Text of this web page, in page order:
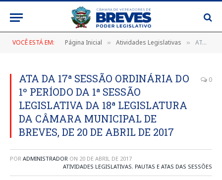
VOCÊ ESTÁ EM: Página Inicial » Atividades Legislativas » ATA DA 17ª SESSÃO ORDINÁRIA DO 1º PERÍODO DA 1ª SESSÃO LEGISLATIVA DA 18ª LEGISLATURA DA CÂMARA MUNICIPAL DE BREVES, DE 20 DE ABRIL DE 2017
ATA DA 17ª SESSÃO ORDINÁRIA DO
1º PERÍODO DA 1ª SESSÃO
LEGISLATIVA DA 18ª LEGISLATURA
DA CÂMARA MUNICIPAL DE
BREVES, DE 20 DE ABRIL DE 2017
0
POR ADMINISTRADOR ON 20 DE ABRIL DE 2017
ATIVIDADES LEGISLATIVAS, PAUTAS E ATAS DAS SESSÕES